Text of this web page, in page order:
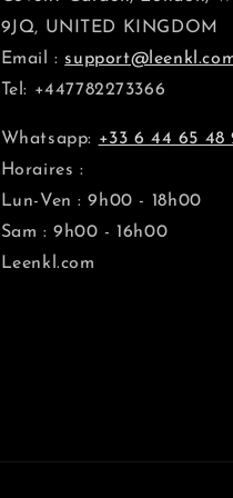
9JQ, UNITED KINGDOM
Email :
Tel: +447782273366
Whatsapp: +33 6 44 65 48
Horaires :
Lun-Ven : 9h00 - 18h00
Sam : 9h00 - 16h00
Leenkl.com